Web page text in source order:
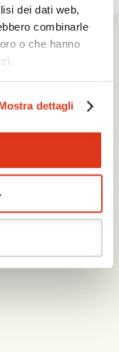
dei dati web,
combinarle
o che hanno
dettagli